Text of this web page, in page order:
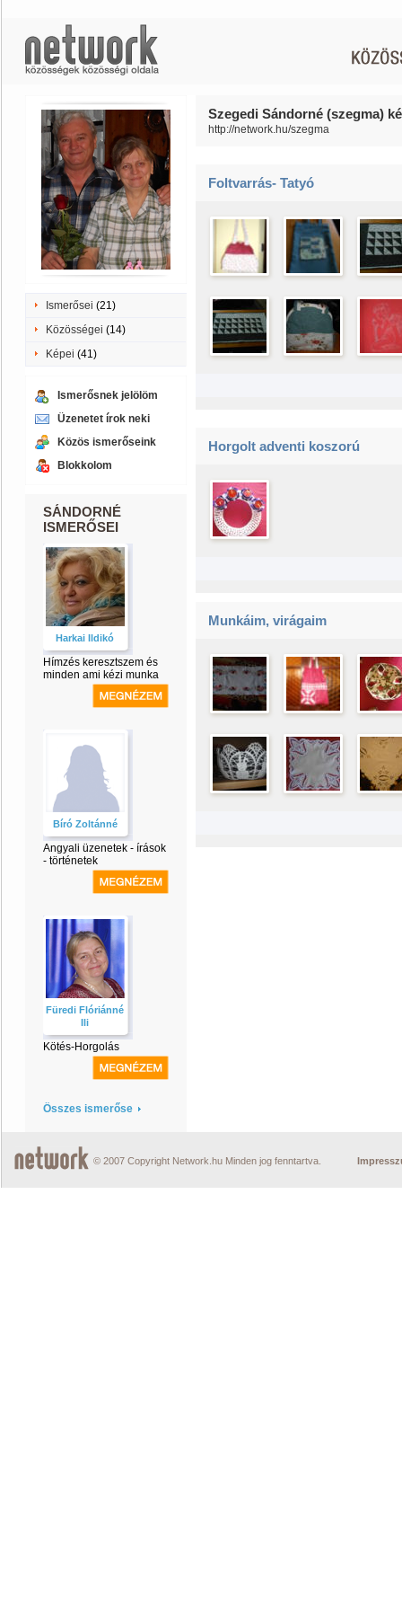
Ismerősei (21)
Közösségei (14)
Képei (41)
Ismerősnek jelölöm
Üzenetet írok neki
Közös ismerőseink
Blokkolom
SÁNDORNÉ
ISMERŐSEI
Harkai Ildikó
Hímzés keresztszem és
minden ami kézi munka
Bíró Zoltánné
Angyali üzenetek - írások
- történetek
Füredi Flóriánné
Ili
Kötés-Horgolás
Összes ismerőse
Szegedi Sándorné (szegma)
http://network.hu/szegma
Foltvarrás- Tatyó
Horgolt adventi koszorú
Munkáim, virágaim
© 2007 Copyright Network.hu Minden jog fenntartva.